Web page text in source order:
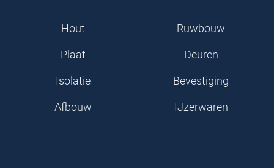
Hout
Plaat
Isolatie
Afbouw
Ruwbouw
Deuren
Bevestiging
IJzerwaren